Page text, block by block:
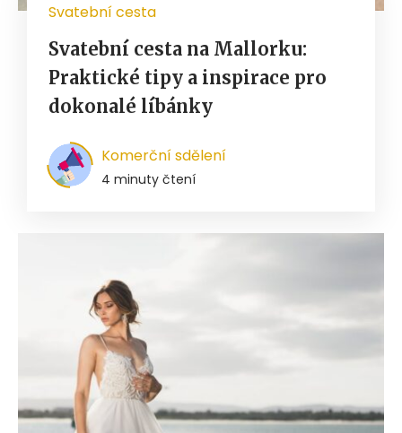
Svatební cesta
Svatební cesta na Mallorku:
Praktické tipy a inspirace pro
dokonalé líbánky
Komerční sdělení
4 minuty čtení